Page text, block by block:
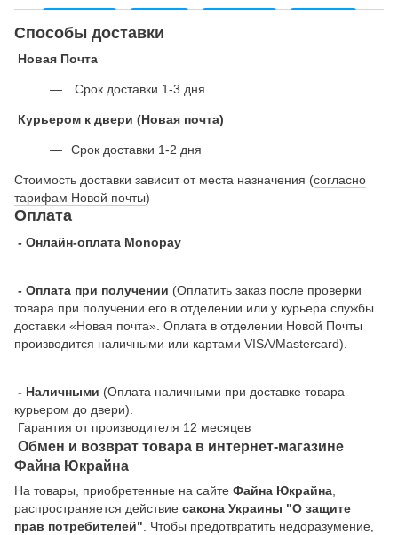
Способы доставки
Новая Почта
Срок доставки 1-3 дня
Курьером к двери (Новая почта)
Срок доставки 1-2 дня
Стоимость доставки зависит от места назначения (согласно
тарифам Новой почты)
Оплата
- Онлайн-оплата Monopay
- Оплата при получении (Оплатить заказ после проверки
товара при получении его в отделении или у курьера службы
доставки «Новая почта». Оплата в отделении Новой Почты
производится наличными или картами VISA/Mastercard).
- Наличными (Оплата наличными при доставке товара
курьером до двери).
Гарантия от производителя 12 месяцев
Обмен и возврат товара в интернет-магазине
Файна Юкрайна
На товары, приобретенные на сайте Файна Юкрайна
распространяется действие cакона Украины "О защите
прав потребителей" . Чтобы предотвратить недоразумение,